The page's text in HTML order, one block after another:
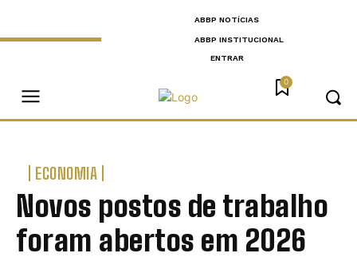
ABBP NOTÍCIAS
ABBP INSTITUCIONAL
ENTRAR
0
ECONOMIA
Novos postos de trabalho
foram abertos em 2026